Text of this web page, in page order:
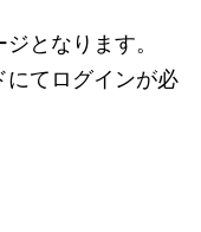
となります。
にてログインが必